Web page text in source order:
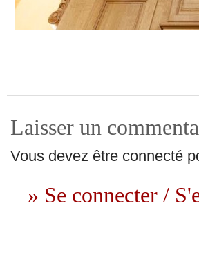
Laisser un
Vous devez être connecté
» Se connecter /